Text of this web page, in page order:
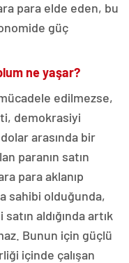
para elde eden, bu
güç
ne yaşar?
edilmezse,
demokrasiyi
arasında bir
paranın satın
para aklanıp
sahibi olduğunda,
aldığında artık
Bunun için güçlü
içinde çalışan